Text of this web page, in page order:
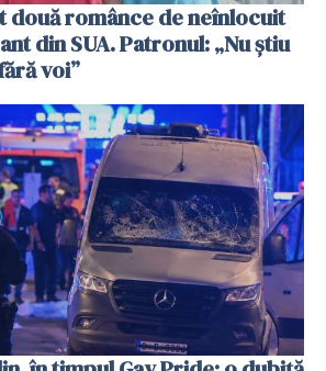
două românce de neînlocuit
din SUA. Patronul: „Nu știu
voi”